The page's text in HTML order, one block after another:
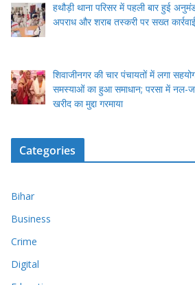
हथौड़ी थाना परिसर में पहली बार हुई
अपराध और शराब तस्करी पर सख्त
शिवाजीनगर की चार पंचायतों में लगा
समस्याओं का हुआ समाधान; परसा में नल-
खरीद का मुद्दा गरमाया
Categories
Bihar
Business
Crime
Digital